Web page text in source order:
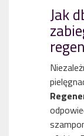
Jak